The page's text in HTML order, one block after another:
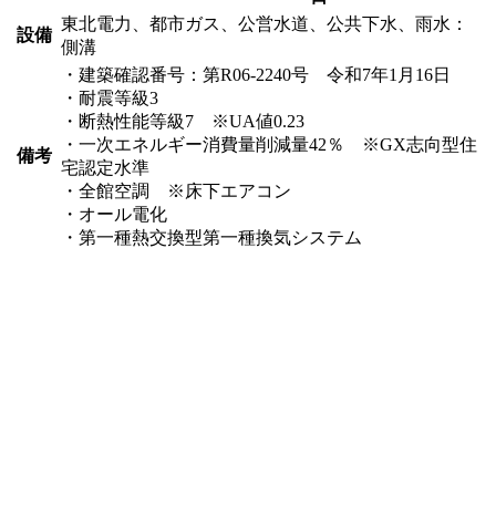
設備
東北電力、都市ガス、公営水道、公共下水、雨水：
側溝
備考
・建築確認番号：第R06-2240号 令和7年1月16日
・耐震等級3
・断熱性能等級7 ※UA値0.23
・一次エネルギー消費量削減量42％ ※GX志向型住
宅認定水準
・全館空調 ※床下エアコン
・オール電化
・第一種熱交換型第一種換気システム